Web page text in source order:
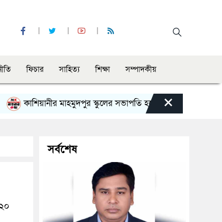
ফিচার সাহিত্য শিক্ষা সম্পাদকীয়
মাহমুদপুর স্কুলের সভাপতি হলেন গোবিন্দ কির্ত্তনীয়া
×
সর্বশেষ